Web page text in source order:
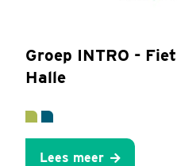
Groep INTRO -
Halle
Lees meer